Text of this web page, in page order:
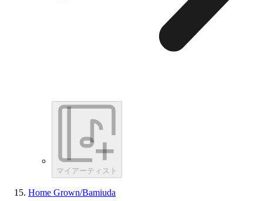
マイアーティスト
Home Grown/Bamiuda